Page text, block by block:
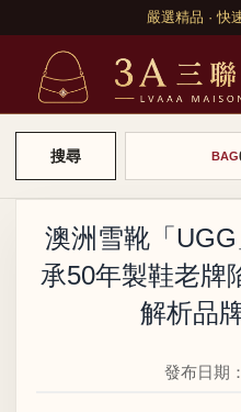
嚴選精品 · 快
搜尋 BAG
澳洲雪靴「
承50年製鞋老牌
解析品
發布日期